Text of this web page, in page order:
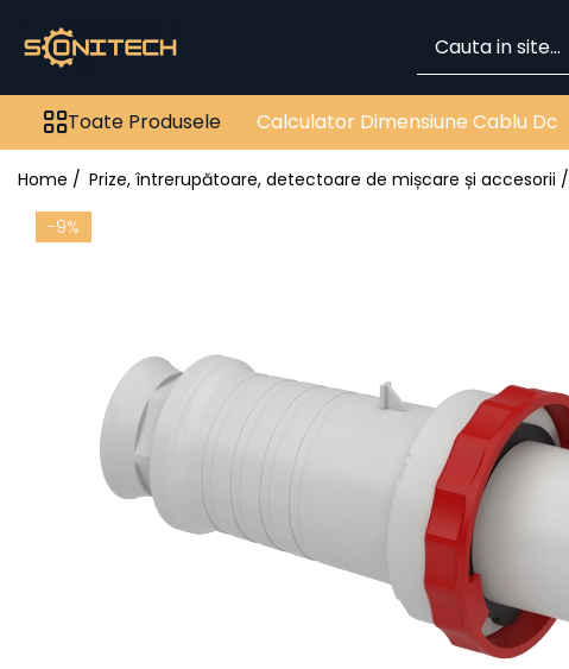
Toate Produsele
FOTOVOLTAICE
ATS / Comutatoare
Transfer
Panouri Fotovoltaice
Rack-uri
Sisteme de montaj
Sisteme de prindere
Sisteme Fotovoltaice
Toate Produsele Calculator Dimensiune Cablu Dc
Home / Prize, întrerupătoare, detectoare de mișcare și accesorii /
-9%